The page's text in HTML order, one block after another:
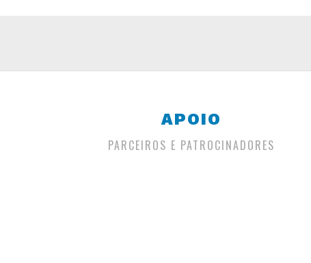
APOIO
PARCEIROS E PATROCINADORES